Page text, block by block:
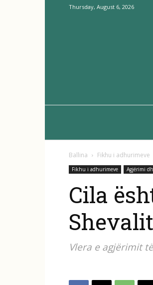
Thursday, August 6, 2026
Ballina Fikhu i adhurimeve
Fikhu i adhurimeve Agjërimi
Cila
Vlera e agjërimit